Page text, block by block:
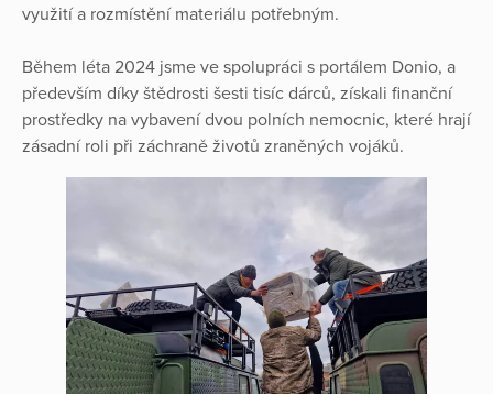
využití a rozmístění materiálu potřebným.
Během léta 2024 jsme ve spolupráci s portálem Donio, a
především díky štědrosti šesti tisíc dárců, získali finanční
prostředky na vybavení dvou polních nemocnic, které hrají
zásadní roli při záchraně životů zraněných vojáků.